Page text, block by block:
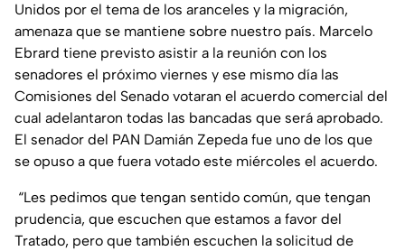
Unidos por el tema de los aranceles y la migración,
amenaza que se mantiene sobre nuestro país. Marcelo
Ebrard tiene previsto asistir a la reunión con los
senadores el próximo viernes y ese mismo día las
Comisiones del Senado votaran el acuerdo comercial del
cual adelantaron todas las bancadas que será aprobado.
El senador del PAN Damián Zepeda fue uno de los que
se opuso a que fuera votado este miércoles el acuerdo.
“Les pedimos que tengan sentido común, que tengan
prudencia, que escuchen que estamos a favor del
Tratado, pero que también escuchen la solicitud de